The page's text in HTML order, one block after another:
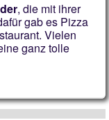
, die mit ihrer
gab es Pizza
Vielen
ganz tolle